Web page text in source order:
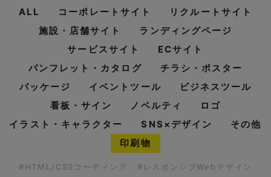
ALL コーポレートサイト
リクルートサイト
施設・店舗サイト
ランディングページ
サービスサイト
ECサイト
パンフレット・カタログ
チラシ・ポスター
パッケージ
イベントツール
ビジネスツール
看板・サイン
ノベルティ
ロゴ
イラスト・キャラクター
SNS×デザイン
その他
印刷物
#HTML/CSSコーディング
#レスポンシブWebデザイン